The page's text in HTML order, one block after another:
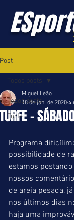
Post
Todos posts
Turfe
Todos posts
TURFE -
Miguel Leão
18 de jan. de 2020 4
Programa
possibilidade de
estamos
nossos
de areia pesada,
nos últimos dias
haja uma